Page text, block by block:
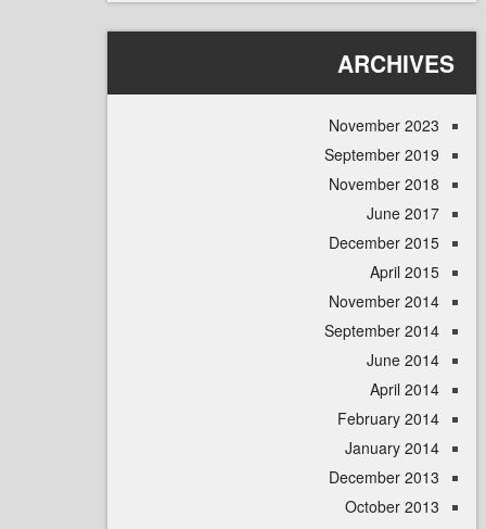
November
September
November
June
December
April
November
September
June
April
February
January
December
October